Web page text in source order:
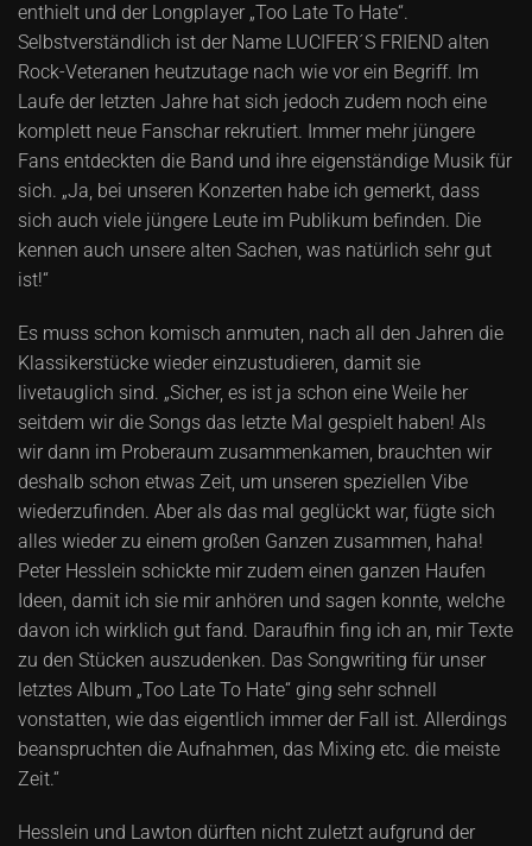
enthielt und der Longplayer „Too Late To Hate“.
Selbstverständlich ist der Name LUCIFER´S FRIEND alten
Rock-Veteranen heutzutage nach wie vor ein Begriff. Im
Laufe der letzten Jahre hat sich jedoch zudem noch eine
komplett neue Fanschar rekrutiert. Immer mehr jüngere
Fans entdeckten die Band und ihre eigenständige Musik für
sich. „Ja, bei unseren Konzerten habe ich gemerkt, dass
sich auch viele jüngere Leute im Publikum befinden. Die
kennen auch unsere alten Sachen, was natürlich sehr gut
ist!“
Es muss schon komisch anmuten, nach all den Jahren die
Klassikerstücke wieder einzustudieren, damit sie
livetauglich sind. „Sicher, es ist ja schon eine Weile her
seitdem wir die Songs das letzte Mal gespielt haben! Als
wir dann im Proberaum zusammenkamen, brauchten wir
deshalb schon etwas Zeit, um unseren speziellen Vibe
wiederzufinden. Aber als das mal geglückt war, fügte sich
alles wieder zu einem großen Ganzen zusammen, haha!
Peter Hesslein schickte mir zudem einen ganzen Haufen
Ideen, damit ich sie mir anhören und sagen konnte, welche
davon ich wirklich gut fand. Daraufhin fing ich an, mir Texte
zu den Stücken auszudenken. Das Songwriting für unser
letztes Album „Too Late To Hate“ ging sehr schnell
vonstatten, wie das eigentlich immer der Fall ist. Allerdings
beanspruchten die Aufnahmen, das Mixing etc. die meiste
Zeit.“
Hesslein und Lawton dürften nicht zuletzt aufgrund der